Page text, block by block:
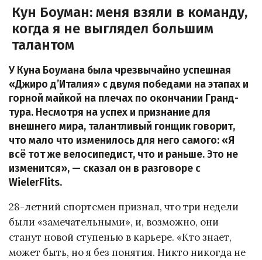
Кун Боуман: меня взяли в команду,
когда я не выглядел большим
талантом
У Куна Боумана была чрезвычайно успешная
«Джиро д’Италия» с двумя победами на этапах и
горной майкой на плечах по окончании Гранд-
тура. Несмотря на успех и признание для
внешнего мира, талантливый гонщик говорит,
что мало что изменилось для него самого: «Я
всё тот же велосипедист, что и раньше. Это не
изменится», — сказал он в разговоре с
WielerFlits.
28-летний спортсмен признал, что три недели
были «замечательными», и, возможно, они
станут новой ступенью в карьере. «Кто знает,
может быть, но я без понятия. Никто никогда не